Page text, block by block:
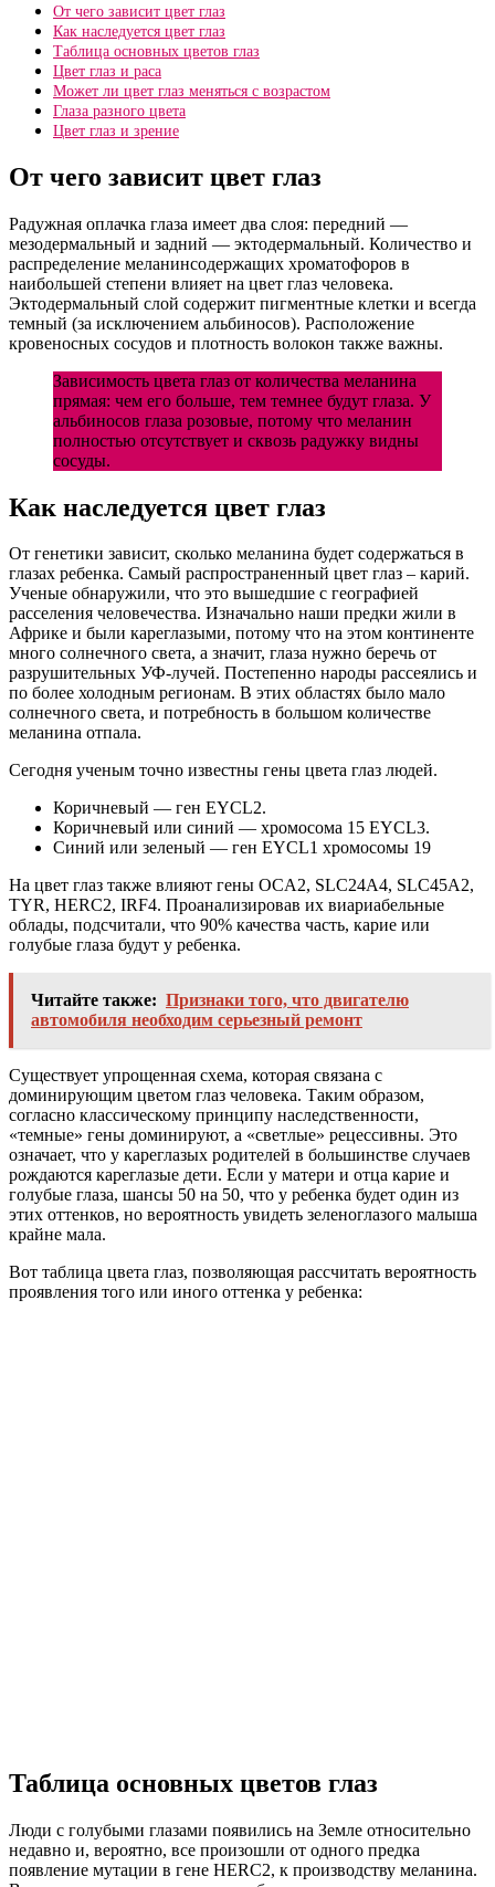
От чего зависит цвет глаз
Как наследуется цвет глаз
Таблица основных цветов глаз
Цвет глаз и раса
Может ли цвет глаз меняться с возрастом
Глаза разного цвета
Цвет глаз и зрение
От чего зависит цвет глаз
Радужная оплачка глаза имеет два слоя: передний —
мезодермальный и задний — эктодермальный. Количество и
распределение меланинсодержащих хроматофоров в
наибольшей степени влияет на цвет глаз человека.
Эктодермальный слой содержит пигментные клетки и всегда
темный (за исключением альбиносов). Расположение
кровеносных сосудов и плотность волокон также важны.
Зависимость цвета глаз от количества меланина
прямая: чем его больше, тем темнее будут глаза. У
альбиносов глаза розовые, потому что меланин
полностью отсутствует и сквозь радужку видны
сосуды.
Как наследуется цвет глаз
От генетики зависит, сколько меланина будет содержаться в
глазах ребенка. Самый распространенный цвет глаз – карий.
Ученые обнаружили, что это вышедшие с географией
расселения человечества. Изначально наши предки жили в
Африке и были кареглазыми, потому что на этом континенте
много солнечного света, а значит, глаза нужно беречь от
разрушительных УФ-лучей. Постепенно народы рассеялись и
по более холодным регионам. В этих областях было мало
солнечного света, и потребность в большом количестве
меланина отпала.
Сегодня ученым точно известны гены цвета глаз людей.
Коричневый — ген EYCL2.
Коричневый или синий — хромосома 15 EYCL3.
Синий или зеленый — ген EYCL1 хромосомы 19
На цвет глаз также влияют гены OCA2, SLC24A4, SLC45A2,
TYR, HERC2, IRF4. Проанализировав их виариабельные
облады, подсчитали, что 90% качества часть, карие или
голубые глаза будут у ребенка.
Читайте также: Признаки того, что двигателю
автомобиля необходим серьезный ремонт
Существует упрощенная схема, которая связана с
доминирующим цветом глаз человека. Таким образом,
согласно классическому принципу наследственности,
«темные» гены доминируют, а «светлые» рецессивны. Это
означает, что у кареглазых родителей в большинстве случаев
рождаются кареглазые дети. Если у матери и отца карие и
голубые глаза, шансы 50 на 50, что у ребенка будет один из
этих оттенков, но вероятность увидеть зеленоглазого малыша
крайне мала.
Вот таблица цвета глаз, позволяющая рассчитать вероятность
проявления того или иного оттенка у ребенка:
Таблица основных цветов глаз
Люди с голубыми глазами появились на Земле относительно
недавно и, вероятно, все произошли от одного предка
появление мутации в гене HERC2, к производству меланина.